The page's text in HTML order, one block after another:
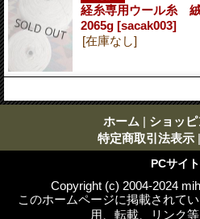
経糸専用ウール糸
2065g [sacak003]
[在庫なし]
ホーム | ショッ
特定商取引法表示 |
PCサイト
Copyright (c) 2004-2024
このホームページに掲載されて
用、転載、リンク等